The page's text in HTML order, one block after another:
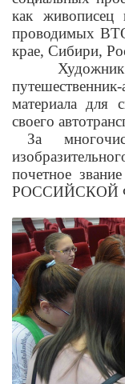
как живописец
проводимых
крае, Сибири,
материала для
своего
За
почетное
РОССИЙСКОЙ